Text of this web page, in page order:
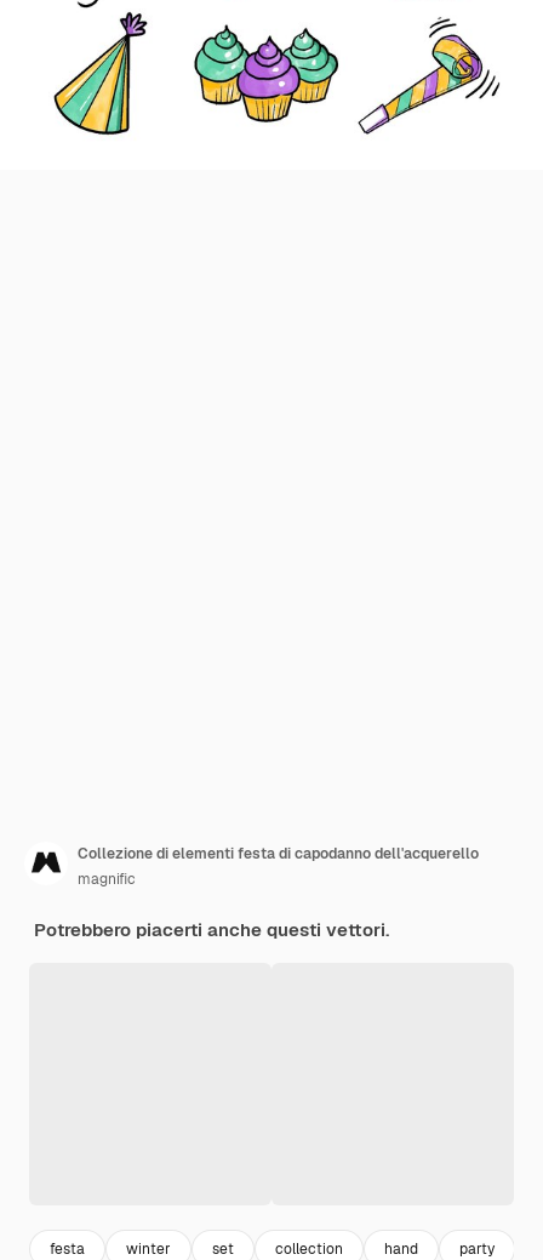
Collezione di elementi festa di capodanno dell'acquerello
magnific
Potrebbero piacerti anche questi vettori.
festa winter set collection hand party